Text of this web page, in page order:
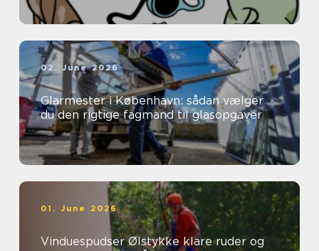
02. June 2026
Glarmester i København: sådan vælger
du den rigtige fagmand til glasopgaver
01. June 2026
Vinduespudser Ølstykke klare ruder og